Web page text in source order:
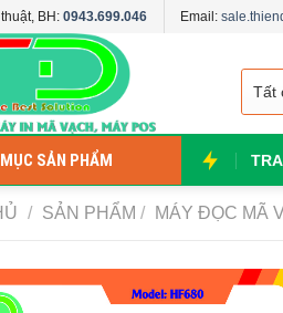
BH: 0943.699.046 Email:
SẢN PHẨM
/ SẢN PHẨM / MÁY ĐỌC MÃ